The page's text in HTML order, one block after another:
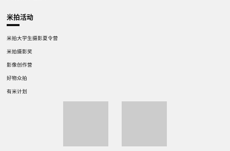
米拍活动
米拍大学生摄影夏令营
米拍摄影奖
影像创作营
好物众拍
有米计划